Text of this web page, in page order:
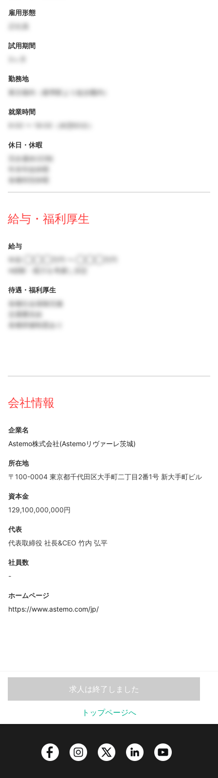
雇用形態
試用期間
勤務地
東京都内（最寄駅より徒歩圏内）
就業時間
9:00 〜 18:00（休憩60分）
休日・休暇
完全週休2日制
年末年始休暇
各種特別休暇
給与・福利厚生
給与
※経験・能力を考慮し決定
待遇・福利厚生
各種社会保険完備
交通費支給
各種研修制度あり
会社情報
企業名
Astemo株式会社(Astemoリヴァーレ茨城)
所在地
〒100-0004 東京都千代田区大手町二丁目2番1号 新大手町ビル
資本金
129,100,000,000円
代表
代表取締役 社長&CEO 竹内 弘平
社員数
-
ホームページ
https://www.astemo.com/jp/
求人は終了しました
トップページへ